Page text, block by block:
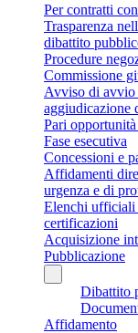
Per contratti
Trasparenza
dibattito
Procedure
Commissione
Avviso di avvio
aggiudicazione
Pari
Fase esecutiva
Concessioni e
Affidamenti
urgenza e di
Elenchi ufficiali
certificazioni
Acquisizione
Pubblicazione
Dibattito
Affidamento